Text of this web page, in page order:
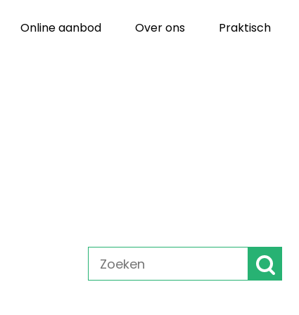
Online aanbod Over ons Praktisch